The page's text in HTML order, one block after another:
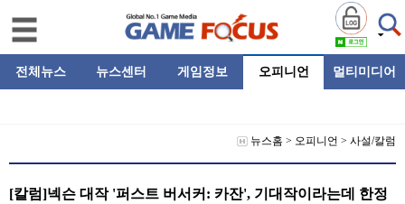
전체뉴스 뉴스센터 게임정보 오피니언 멀티미디어
뉴스홈 > 오피니언 > 사설/칼럼
[칼럼]넥슨 대작 '퍼스트 버서커: 카잔', 기대작이라는데 한정